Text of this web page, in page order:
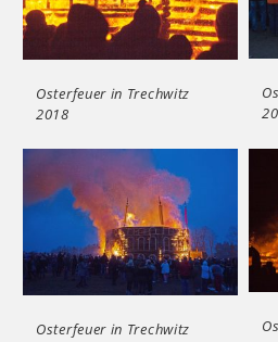
Osterfeuer in Trechwitz
2018
Osterfeuer in Trechwitz